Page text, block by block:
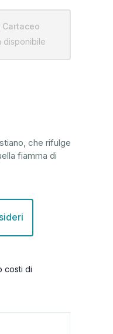
Cartaceo
disponibile
che rifulge
fiamma di
costi di